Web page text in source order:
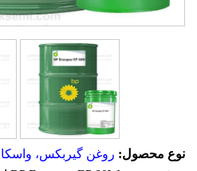
نوع محصول: روغن گیربکس،